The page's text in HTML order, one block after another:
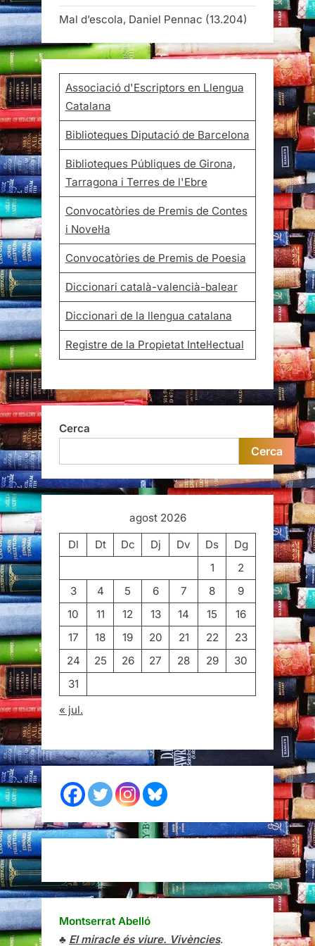
Mal d’escola, Daniel Pennac (13.204)
Associació d'Escriptors en Llengua
Catalana
Biblioteques Diputació de Barcelona
Biblioteques Públiques de Girona,
Tarragona i Terres de l'Ebre
Convocatòries de Premis de Contes
i Novel·la
Convocatòries de Premis de Poesia
Diccionari català-valencià-balear
Diccionari de la llengua catalana
Registre de la Propietat Intel·lectual
Cerca
Cerca
agost 2026
Dl
Dt Dc Dj Dv Ds
Dg
1
2
3
4 5 6 7 8
9
10
11 12 13 14 15
16
17
18 19 20 21 22
23
24
25 26 27 28 29
30
31
« jul.
Montserrat Abelló
♣ El miracle és viure. Vivències.